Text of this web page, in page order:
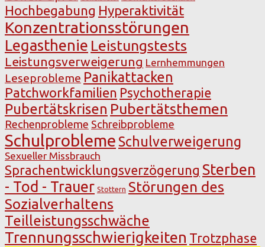
Hochbegabung Hyperaktivität
Konzentrationsstörungen
Legasthenie Leistungstests
Leistungsverweigerung Lernhemmungen
Leseprobleme Panikattacken
Patchworkfamilien Psychotherapie
Pubertätskrisen Pubertätsthemen
Rechenprobleme Schreibprobleme
SchulproblemeSchulverweigerung
Sexueller Missbrauch
Sprachentwicklungsverzögerung Sterben
- Tod - Trauer Stottern Störungen des
Sozialverhaltens
Teilleistungsschwäche
Trennungsschwierigkeiten Trotzphase